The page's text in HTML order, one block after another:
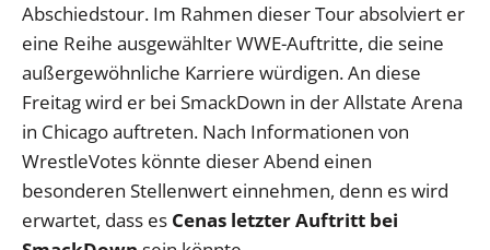
Abschiedstour. Im Rahmen dieser Tour absolviert er
eine Reihe ausgewählter WWE-Auftritte, die seine
außergewöhnliche Karriere würdigen. An diese
Freitag wird er bei SmackDown in der Allstate Arena
in Chicago auftreten. Nach Informationen von
WrestleVotes könnte dieser Abend einen
besonderen Stellenwert einnehmen, denn es wird
erwartet, dass es Cenas letzter Auftritt bei